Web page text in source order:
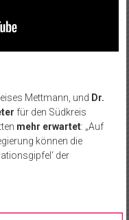
Mettmann, und Dr.
für den Südkreis
mehr erwartet: „Auf
können die
der